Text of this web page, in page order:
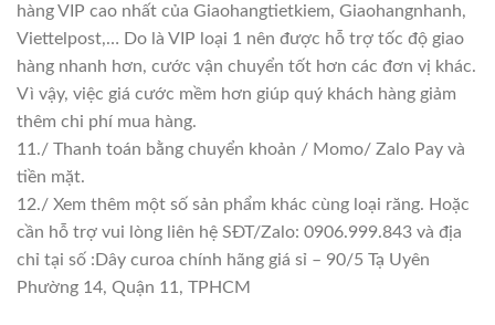
hàng VIP cao nhất của Giaohangtietkiem, Giaohangnhanh,
Viettelpost,… Do là VIP loại 1 nên được hỗ trợ tốc độ giao
hàng nhanh hơn, cước vận chuyển tốt hơn các đơn vị khác.
Vì vậy, việc giá cước mềm hơn giúp quý khách hàng giảm
thêm chi phí mua hàng.
11./ Thanh toán bằng chuyển khoản / Momo/ Zalo Pay và
tiền mặt.
12./ Xem thêm một số sản phẩm khác cùng loại răng. Hoặc
cần hỗ trợ vui lòng liên hệ SĐT/Zalo: 0906.999.843 và địa
chỉ tại số :Dây curoa chính hãng giá sỉ – 90/5 Tạ Uyên
Phường 14, Quận 11, TPHCM